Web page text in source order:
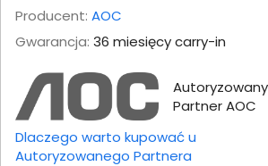
Producent: AOC
Gwarancja: 36 miesięcy carry-in
Autoryzowany
Partner AOC
Dlaczego warto kupować u
Autoryzowanego Partnera